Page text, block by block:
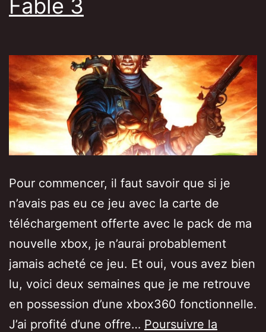
Fable 3
Pour commencer, il faut savoir que si je
n’avais pas eu ce jeu avec la carte de
téléchargement offerte avec le pack de ma
nouvelle xbox, je n’aurai probablement
jamais acheté ce jeu. Et oui, vous avez bien
lu, voici deux semaines que je me retrouve
en possession d’une xbox360 fonctionnelle.
J’ai profité d’une offre… Poursuivre la